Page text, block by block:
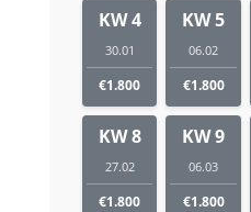
KW 4
30.01
€1.800
KW 5
06.02
€1.800
KW 8
27.02
€1.800
KW 9
06.03
€1.800